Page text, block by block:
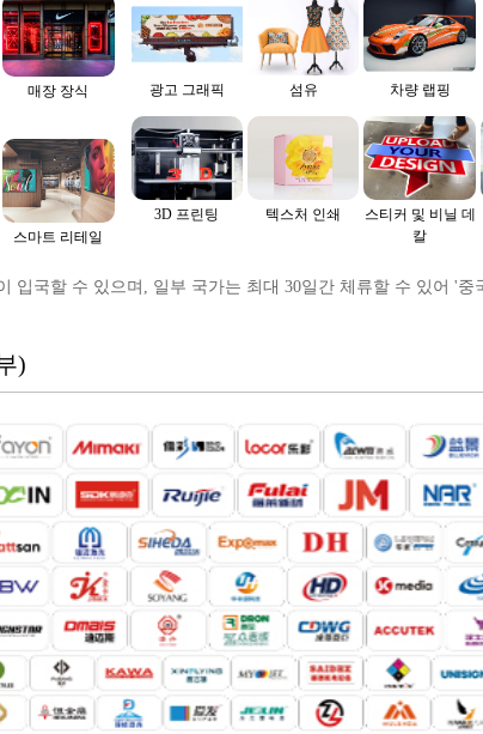
매장 장식
스마트 리테일
광고 그래픽 섬유 차량 랩핑
3D 프린팅 텍스처 인쇄
스티커 및 비닐 데
칼
입국할 수 있으며, 일부 국가는 최대 30일간 체류할 수 있어 '중
)